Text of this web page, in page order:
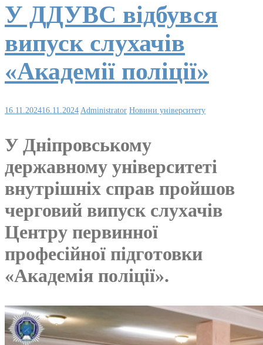
У ДДУВС відбувся
випуск слухачів
«Академії поліції»
16.11.202416.11.2024 Administrator Новини університету
У Дніпровському
державному університеті
внутрішніх справ пройшов
черговий випуск слухачів
Центру первинної
професійної підготовки
«Академія поліції».